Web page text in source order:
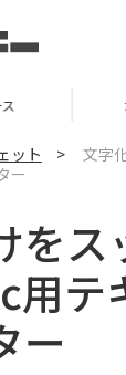
ット >
文字
ー
をス
用テ
ー